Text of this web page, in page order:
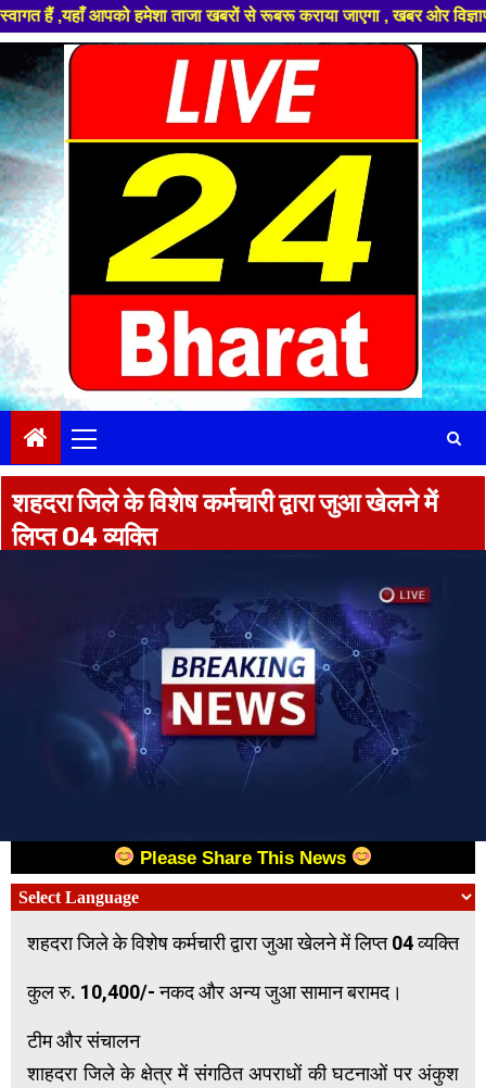
हमेशा ताजा खबरों से रूबरू कराया जाएगा , खबर ओर विज्ञापन के लिए
Skip
to
content
Menu
शहदरा जिले के विशेष कर्मचारी द्वारा जुआ खेलने में
लिप्त 04 व्यक्ति
Please Share This News
शहदरा जिले के विशेष कर्मचारी द्वारा जुआ खेलने में लिप्त 04 व्यक्ति
कुल रु. 10,400/- नकद और अन्य जुआ सामान बरामद।
टीम और संचालन
शाहदरा जिले के क्षेत्र में संगठित अपराधों की घटनाओं पर अंकुश